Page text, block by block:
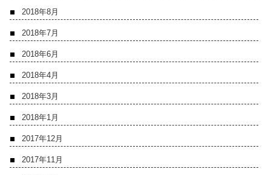
2018年8月
2018年7月
2018年6月
2018年4月
2018年3月
2018年1月
2017年12月
2017年11月